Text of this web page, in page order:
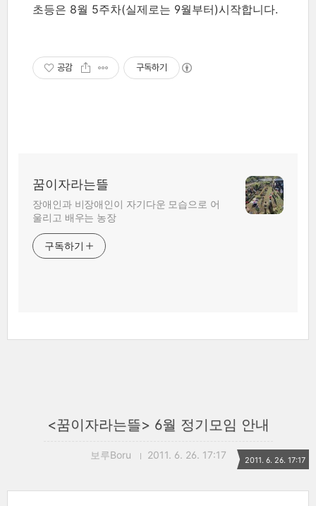
초등은 8월 5주차(실제로는 9월부터)시작합니다.
공감 구독하기
꿈이자라는뜰
장애인과 비장애인이 자기다운 모습으로 어
울리고 배우는 농장
구독하기
<꿈이자라는뜰> 6월 정기모임 안내
보루Boru 2011. 6. 26. 17:17 2011. 6. 26. 17:17